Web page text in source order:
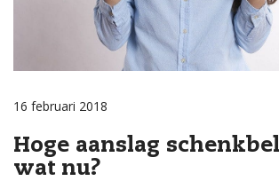
16 februari 2018
Hoge aanslag
wat nu?